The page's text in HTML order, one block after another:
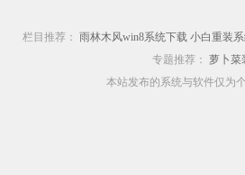
栏目推荐： 雨林木风win8系统下载 小白重装
专题推荐： 萝卜菜
本站发布的系统与软件仅为